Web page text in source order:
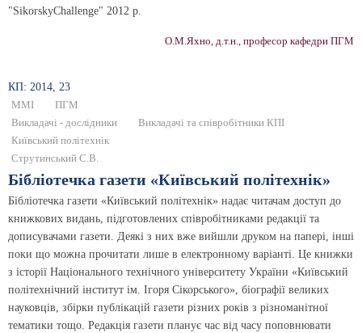
"SikorskyChallenge" 2012 р.
О.М.Яхно, д.т.н., професор кафедри ПГМ
КП: 2014, 23
ММІ
ПГМ
Викладачі - дослідники
Викладачі та співробітники КПІ
Київський політехнік
Струтинський С.В.
Бібліотечка газети «Київський політехнік»
Бібліотечка газети «Київський політехнік» надає читачам доступ до
книжкових видань, підготовлених співробітниками редакції та
дописувачами газети. Деякі з них вже вийшли друком на папері, інші
поки що можна прочитати лише в електронному варіанті. Це книжки
з історії Національного технічного університету України «Київський
політехнічний інститут ім. Ігоря Сікорського», біографії великих
науковців, збірки публікацій газети різних років з різноманітної
тематики тощо. Редакція газети планує час від часу поповнювати